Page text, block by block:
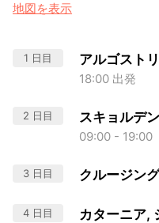
地図を表示
1 日目 アルゴスト
18:00 出発
2 日目 スキョルデ
09:00 - 19:00
3 日目 クルージング
4 日目 カターニア,